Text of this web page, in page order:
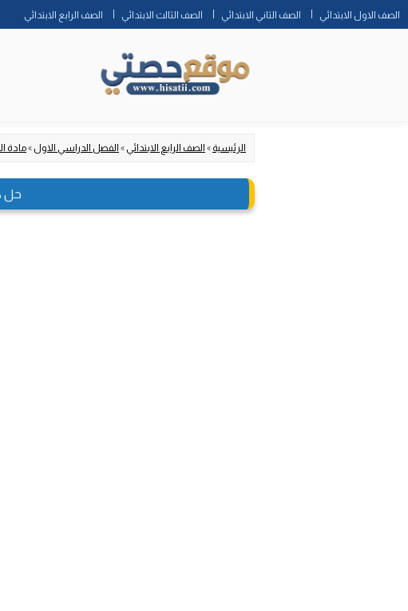
الصف الاول الابتدائي الصف الثاني الابتدائي الصف الثالث الابتدائي الصف الرابع الابتدائي
الرئيسية » الصف الرابع الابتدائي » الفصل الدراسي الاول»مادة
حل